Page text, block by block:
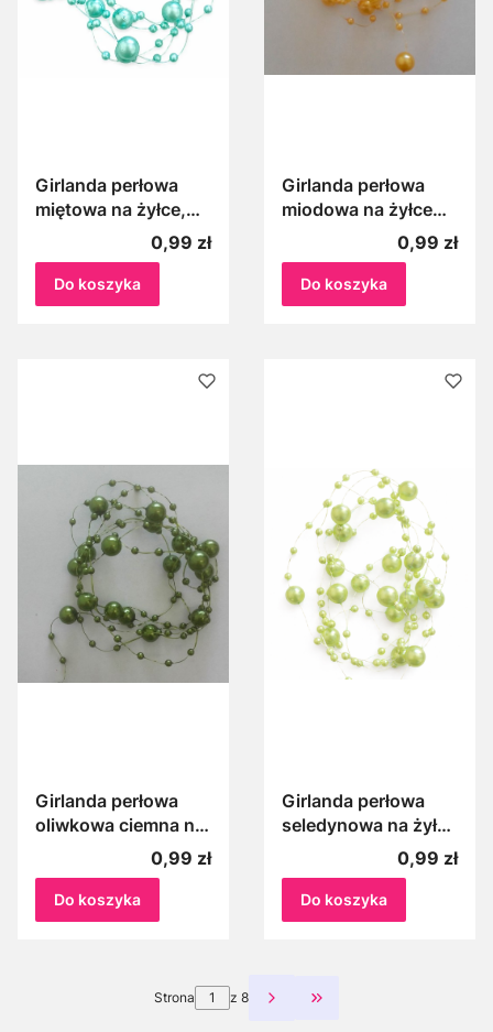
Girlanda perłowa
miętowa na żyłce,
Perełki na żyłce
miętowe 1m
Cena
0,99 zł
Do koszyka
Girlanda perłowa
miodowa na żyłce
100 cm Perełki
miodowe 1 m
Cena
0,99 zł
Do koszyka
Girlanda perłowa
oliwkowa ciemna na
żyłce, Perełki na
żyłce ciemne
oliwkowe 1m
Cena
0,99 zł
Do koszyka
Girlanda perłowa
seledynowa na żyłce
100 cm, Perełki na
żyłce seledynowe,
jasnozielone 1 m
łańcuszek z
Cena
0,99 zł
Do koszyka
Strona z 8 Przejdź do ostatniej